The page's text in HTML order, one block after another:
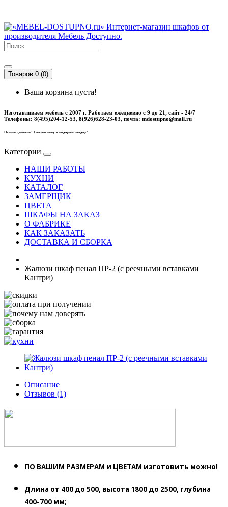
Товаров 0 (0)
Ваша корзина пуста!
Изготавливаем мебель с 2007 г. Работаем ежедневно с 9 до 21, cайт - 24/7
Телефоны: 8(495)204-12-53, 8(926)628-23-03, почта: mdostupno@mail.ru
Нашли дешевле? Снизим цену и подарим скидку!
Категории
НАШИ РАБОТЫ
КУХНИ
КАТАЛОГ
ЗАМЕРЩИК
ЦВЕТА
ШКАФЫ НА ЗАКАЗ
О ФАБРИКЕ
КАК ЗАКАЗАТЬ
ДОСТАВКА И СБОРКА
Жалюзи шкаф пенал ПР-2 (с реечными вставками
Кантри)
Описание
Отзывов (1)
ПО ВАШИМ РАЗМЕРАМ и ЦВЕТАМ изготовить можно!
Длина от 400 до 500, высота 1800 до 2500, глубина
400-700 мм;